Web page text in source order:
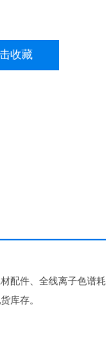
收藏
配件、全线离子色谱
库存。